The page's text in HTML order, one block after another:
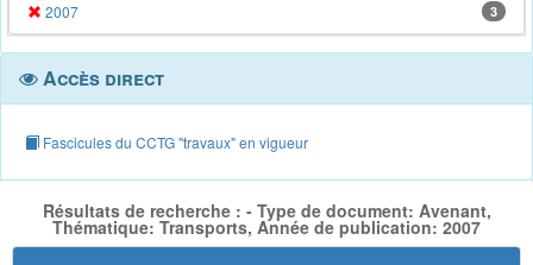
2007 3
Accès direct
Fascicules du CCTG "travaux" en vigueur
Résultats de recherche : - Type de document: Avenant,
Thématique: Transports, Année de publication: 2007